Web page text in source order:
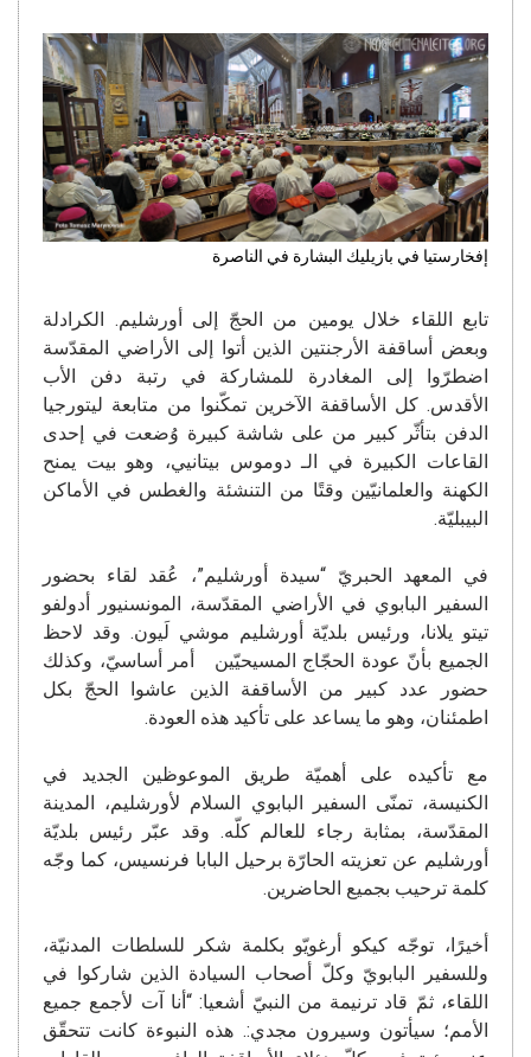
إفخارستيا في بازيليك البشارة في الناصرة
تابع اللقاء خلال يومين من الحجّ إلى أورشليم. الكرادلة
وبعض أساقفة الأرجنتين الذين أتوا إلى الأراضي المقدّسة
اضطرّوا إلى المغادرة للمشاركة في رتبة دفن الأب
الأقدس. كل الأساقفة الآخرين تمكّنوا من متابعة ليتورجيا
الدفن بتأثّر كبير من على شاشة كبيرة وُضعت في إحدى
القاعات الكبيرة في الـ دوموس بيتانيي، وهو بيت يمنح
الكهنة والعلمانيّين وقتًا من التنشئة والغطس في الأماكن
البيبليّة.
في المعهد الحبريّ “سيدة أورشليم”، عُقد لقاء بحضور
السفير البابوي في الأراضي المقدّسة، المونسنيور أدولفو
تيتو يلانا، ورئيس بلديّة أورشليم موشي لَيون. وقد لاحظ
الجميع بأنّ عودة الحجّاج المسيحيّين أمر أساسيّ، وكذلك
حضور عدد كبير من الأساقفة الذين عاشوا الحجّ بكل
اطمئنان، وهو ما يساعد على تأكيد هذه العودة.
مع تأكيده على أهميّة طريق الموعوظين الجديد في
الكنيسة، تمنّى السفير البابوي السلام لأورشليم، المدينة
المقدّسة، بمثابة رجاء للعالم كلّه. وقد عبّر رئيس بلديّة
أورشليم عن تعزيته الحارّة برحيل البابا فرنسيس، كما وجّه
كلمة ترحيب بجميع الحاضرين.
أخيرًا، توجّه كيكو أرغويّو بكلمة شكر للسلطات المدنيّة،
وللسفير البابويّ وكلّ أصحاب السيادة الذين شاركوا في
اللقاء، ثمّ قاد ترنيمة من النبيّ أشعيا: “أنا آت لأجمع جميع
الأمم؛ سيأتون وسيرون مجدي:. هذه النبوءة كانت تتحقّق